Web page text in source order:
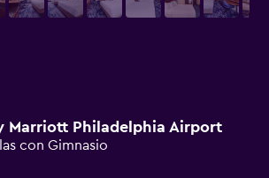
Marriott Philadelphia Airport
con Gimnasio